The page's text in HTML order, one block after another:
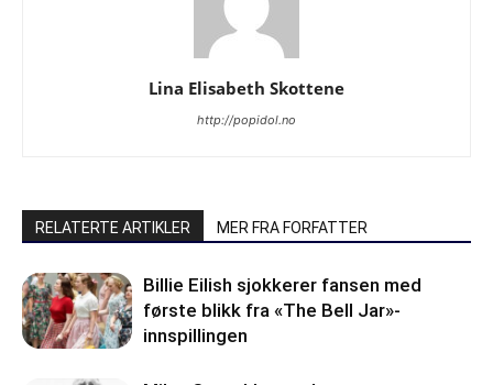
Lina Elisabeth Skottene
http://popidol.no
RELATERTE ARTIKLER MER FRA FORFATTER
Billie Eilish sjokkerer fansen med
første blikk fra «The Bell Jar»-
innspillingen